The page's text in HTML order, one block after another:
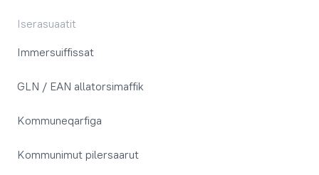
Iserasuaatit
Immersuiffissat
GLN / EAN allatorsimaffik
Kommuneqarfiga
Kommunimut pilersaarut